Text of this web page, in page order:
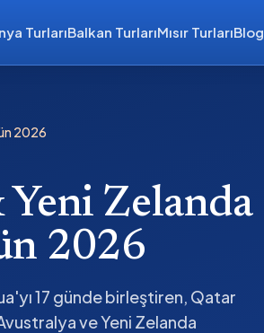
TurlarıBalkan TurlarıMısır TurlarıBlog
2026
Zelanda
2026
17 günde birleştiren, Qatar
ve Yeni Zelanda